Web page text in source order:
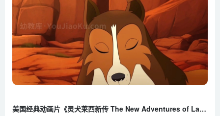
美国经典动画片《灵犬莱西新传 The New Adventures of Lassie》全26集 英语版 1080P/MP4/6.79G 百度云网盘下载